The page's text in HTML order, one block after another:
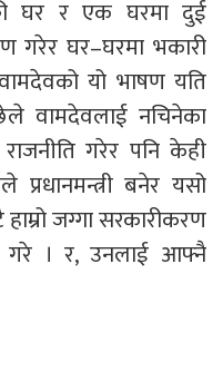
घर र एक घरमा दुई
गरेर घर–घरमा भकारी
यो भाषण यति
वामदेवलाई नचिनेका
गरेर पनि केही
बनेर यसो
जग्गा सरकारीकरण
गरे । र, उनलाई आफ्नै